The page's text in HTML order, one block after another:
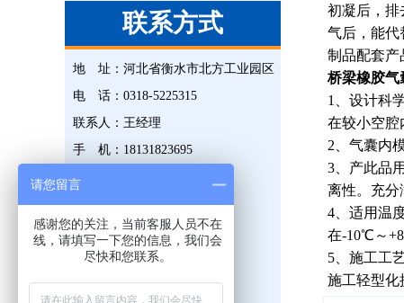
联系方式
地 址： 河北省衡水市北方工业园区
电 话： 0318-5225315
联系人： 王经理
手 机： 18131823695
传 真：
邮 箱：823476851@qq.com
网 址：www.hsxjgs.com
初凝后，排
气后，能代
制品配套产
桥梁橡胶气
1、设计科
在较小空腔
2、气囊内
3、产此品
离性。充分
4、适用温
在-10℃～
5、施工工
施工轻型化
请您留言
感谢您的关注，当前客服人员不在
线，请填写一下您的信息，我们会
尽快和您联系。